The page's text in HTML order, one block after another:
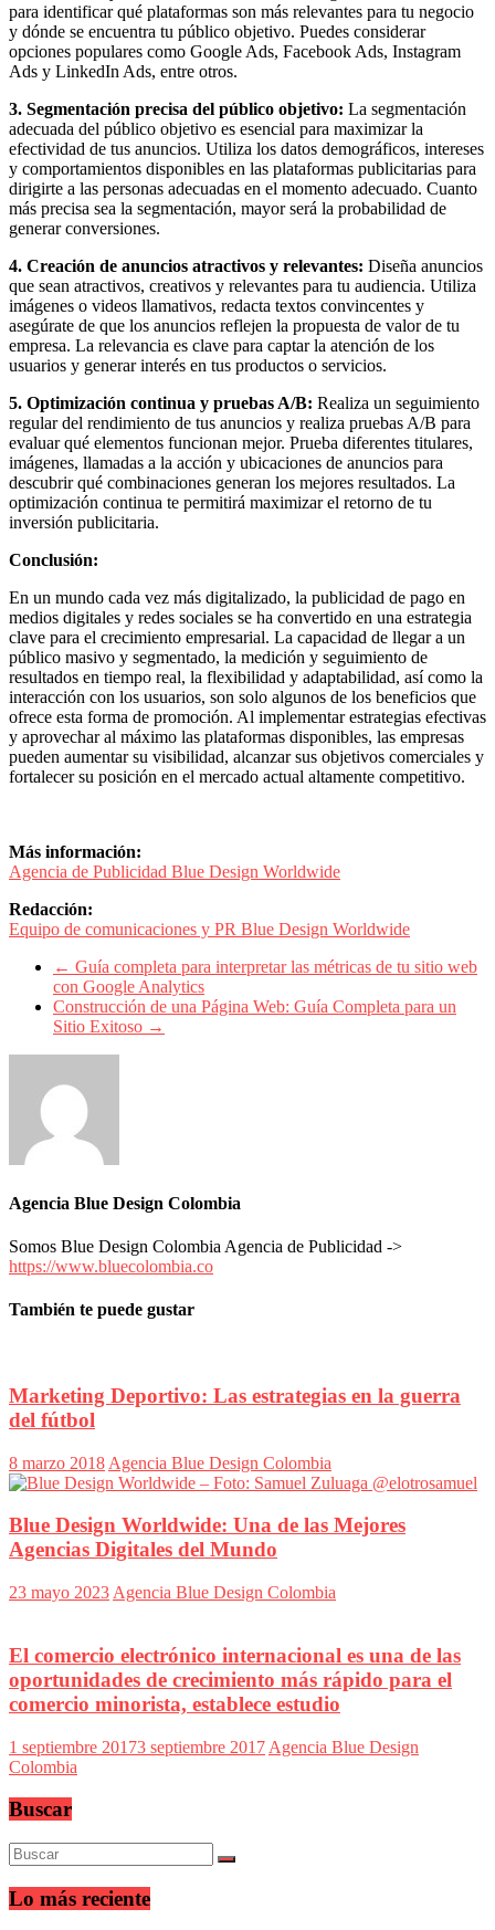
Periódicos
y
Producción
Gráfica
Colombia.
para identificar qué plataformas son más relevantes para tu negocio
y dónde se encuentra tu público objetivo. Puedes considerar
opciones populares como Google Ads, Facebook Ads, Instagram
Ads y LinkedIn Ads, entre otros.
3. Segmentación precisa del público objetivo: La segmentación
adecuada del público objetivo es esencial para maximizar la
efectividad de tus anuncios. Utiliza los datos demográficos, intereses
y comportamientos disponibles en las plataformas publicitarias para
dirigirte a las personas adecuadas en el momento adecuado. Cuanto
más precisa sea la segmentación, mayor será la probabilidad de
generar conversiones.
4. Creación de anuncios atractivos y relevantes: Diseña anuncios
que sean atractivos, creativos y relevantes para tu audiencia. Utiliza
imágenes o videos llamativos, redacta textos convincentes y
asegúrate de que los anuncios reflejen la propuesta de valor de tu
empresa. La relevancia es clave para captar la atención de los
usuarios y generar interés en tus productos o servicios.
5. Optimización continua y pruebas A/B: Realiza un seguimiento
regular del rendimiento de tus anuncios y realiza pruebas A/B para
evaluar qué elementos funcionan mejor. Prueba diferentes titulares,
imágenes, llamadas a la acción y ubicaciones de anuncios para
descubrir qué combinaciones generan los mejores resultados. La
optimización continua te permitirá maximizar el retorno de tu
inversión publicitaria.
Conclusión:
En un mundo cada vez más digitalizado, la publicidad de pago en
medios digitales y redes sociales se ha convertido en una estrategia
clave para el crecimiento empresarial. La capacidad de llegar a un
público masivo y segmentado, la medición y seguimiento de
resultados en tiempo real, la flexibilidad y adaptabilidad, así como la
interacción con los usuarios, son solo algunos de los beneficios que
ofrece esta forma de promoción. Al implementar estrategias efectivas
y aprovechar al máximo las plataformas disponibles, las empresas
pueden aumentar su visibilidad, alcanzar sus objetivos comerciales y
fortalecer su posición en el mercado actual altamente competitivo.
Más información:
Agencia de Publicidad Blue Design Worldwide
Redacción:
Equipo de comunicaciones y PR Blue Design Worldwide
← Guía completa para interpretar las métricas de tu sitio web
con Google Analytics
Construcción de una Página Web: Guía Completa para un
Sitio Exitoso →
Agencia Blue Design Colombia
Somos Blue Design Colombia Agencia de Publicidad ->
https://www.bluecolombia.co
También te puede gustar
Marketing Deportivo: Las estrategias en la guerra
del fútbol
8 marzo 2018 Agencia Blue Design Colombia
Blue Design Worldwide: Una de las Mejores
Agencias Digitales del Mundo
23 mayo 2023 Agencia Blue Design Colombia
El comercio electrónico internacional es una de las
oportunidades de crecimiento más rápido para el
comercio minorista, establece estudio
1 septiembre 20173 septiembre 2017 Agencia Blue Design
Colombia
Buscar
Lo más reciente